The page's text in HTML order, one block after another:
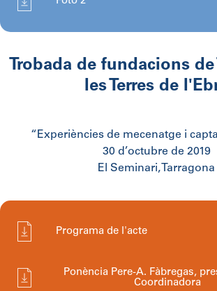
Trobada de fundacions de
les Terres de
“Experiències de mecenatge i
30 d’octubre de 2019
El Seminari, Tarragona
Programa de l'acte
Ponència Pere-A. Fàbregas,
Coordinadora